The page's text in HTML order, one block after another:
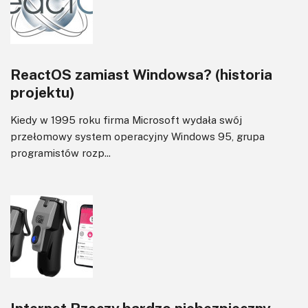
Transformatory
Tranzystory
Wzmacniacze
Zasilanie
ReactOS zamiast Windowsa? (historia
projektu)
Kiedy w 1995 roku firma Microsoft wydała swój
przełomowy system operacyjny Windows 95, grupa
programistów rozp...